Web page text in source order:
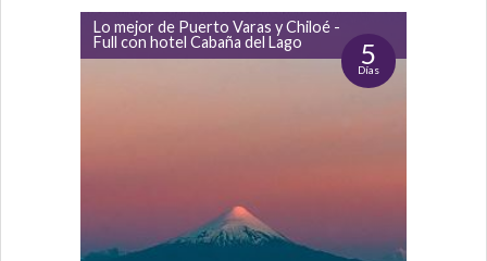
Lo mejor de Puerto Varas y Chiloé -
Full con hotel Cabaña del Lago
5
Días